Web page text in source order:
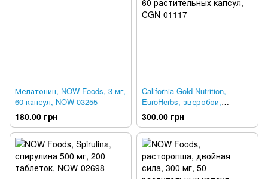
Мелатонин, NOW Foods, 3 мг,
60 капсул, NOW-03255
180.00 грн
California Gold Nutrition,
EuroHerbs, зверобой,
качество EuroMed, 300 мг, 60
растительных капсул, CGN-
01117
300.00 грн